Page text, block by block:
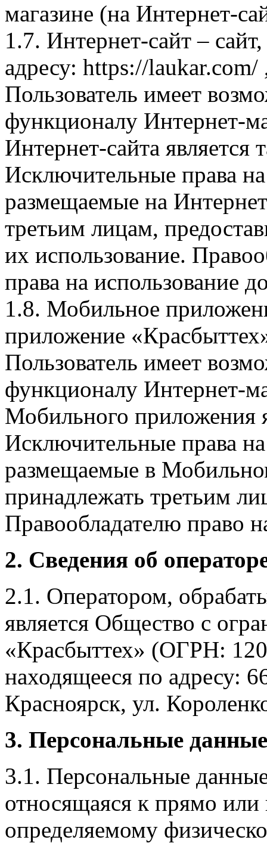
магазине (на Интернет-
1.7. Интернет-сайт –
адресу: https://laukar.com/
Пользователь имеет
функционалу Интернет-
Интернет-сайта
Исключительные права
размещаемые на
третьим лицам,
их использование.
права на использование
1.8. Мобильное
приложение
Пользователь имеет
функционалу Интернет-
Мобильного приложения
Исключительные права
размещаемые в
принадлежать третьим
Правообладателю право
2. Сведения об
2.1. Оператором,
является Общество с
«Красбыттех» (ОГРН:
находящееся по адресу:
Красноярск, ул.
3. Персональные
3.1. Персональные
относящаяся к прямо
определяемому